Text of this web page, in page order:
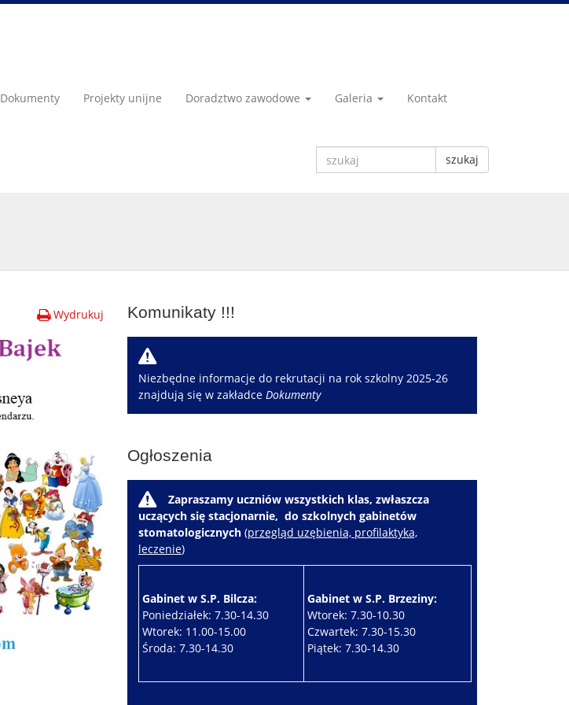
Dokumenty Projekty unijne Doradztwo zawodowe Galeria Kontakt
szukaj
Wydrukuj Komunikaty !!!
W
Niezbędne informacje do rekrutacji na rok szkolny 2025-26
znajdują się w zakładce Dokumenty
Ogłoszenia
W
Zapraszamy uczniów wszystkich klas, zwłaszcza
uczących się stacjonarnie, do szkolnych gabinetów
stomatologicznych (przegląd uzębienia, profilaktyka,
leczenie)
Gabinet w S.P. Bilcza:
Poniedziałek: 7.30-14.30
Wtorek: 11.00-15.00
Środa: 7.30-14.30
Gabinet w S.P. Brzeziny:
Wtorek: 7.30-10.30
Czwartek: 7.30-15.30
Piątek: 7.30-14.30